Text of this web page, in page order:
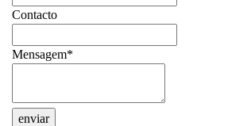
Contacto
Mensagem*
enviar